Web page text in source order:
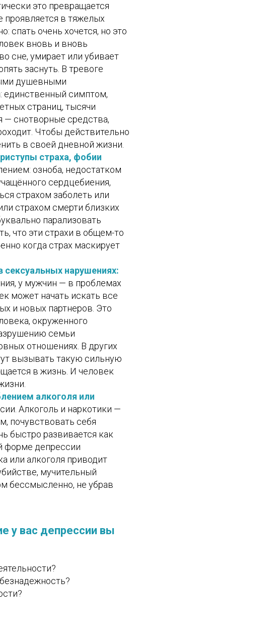
это превращается
в тяжелых
спать очень хочется, но это
вновь и вновь
сне, умирает или убивает
заснуть. В тревоге
душевными
единственный симптом,
страниц, тысячи
— снотворные средства,
Чтобы действительно
в своей дневной жизни.
страха, фобии
озноба, недостатком
сердцебиения,
страхом заболеть или
страхом смерти близких
парализовать
что эти страхи в общем-то
когда страх маскирует
нарушениях:
у мужчин — в проблемах
может начать искать все
и новых партнеров. Это
окруженного
семьи
отношениях. В других
вызывать такую сильную
в жизнь. И человек
алкоголя или
Алкоголь и наркотики —
почувствовать себя
быстро развивается как
форме депрессии
или алкоголя приводит
мучительный
бессмысленно, не убрав
у вас депрессии вы